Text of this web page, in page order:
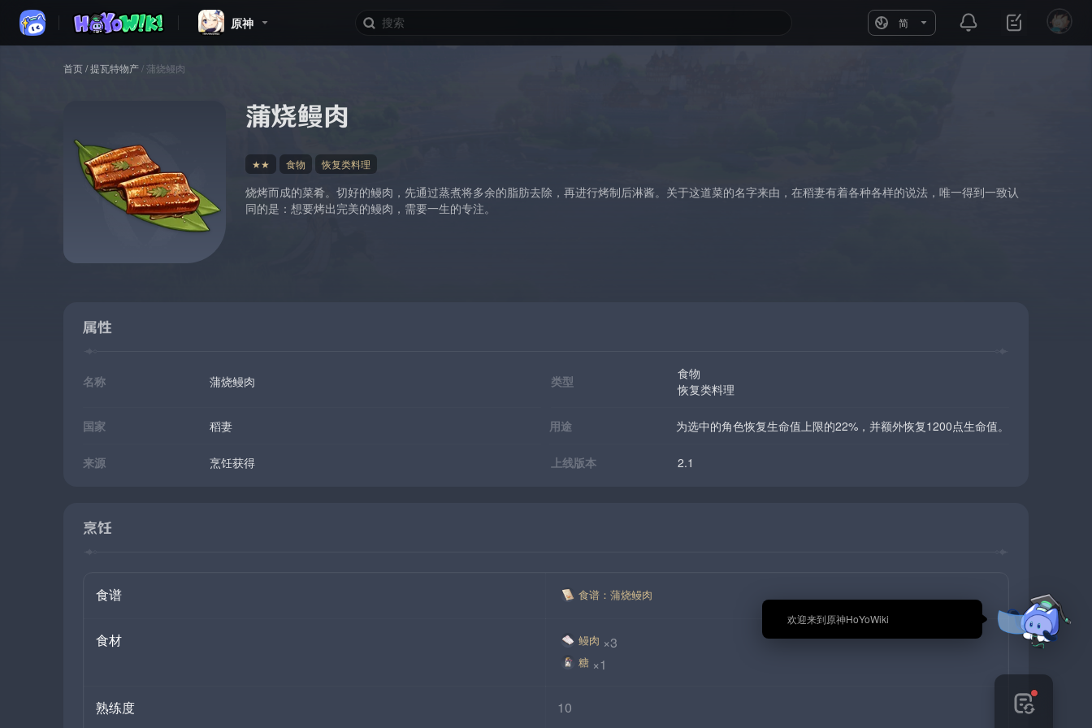
原神 简
🎉 欢迎来到原神HoYoWiki
首页/提瓦特物产/蒲烧鳗肉
蒲烧鳗肉
★★ 食物 恢复类料理
烧烤而成的菜肴。切好的鳗肉，先通过蒸煮将多余的脂肪去除，再进行烤制后淋酱。关于这道菜的名字来由，在稻妻有着各种各样的说法，唯一得到一致认
同的是：想要烤出完美的鳗肉，需要一生的专注。
属性
名称 蒲烧鳗肉 类型
食物
恢复类料理
国家 稻妻 用途 为选中的角色恢复生命值上限的22%，并额外恢复1200点生命值。
来源 烹饪获得 上线版本 2.1
烹饪
食谱 食谱：蒲烧鳗肉
食材 鳗肉 ×3
糖 ×1
熟练度 10